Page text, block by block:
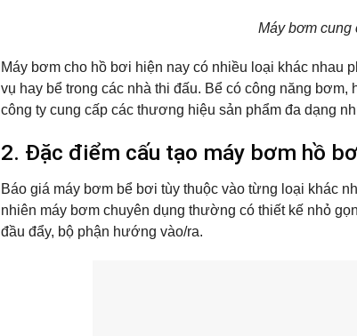
Máy bơm cung
Máy bơm cho hồ bơi hiện nay có nhiều loại khác nhau
vụ hay bể trong các nhà thi đấu. Bể có công năng
công ty cung cấp các thương hiệu sản phẩm đa dạng
2. Đặc điểm cấu tạo máy bơm hồ
Báo giá máy bơm bể bơi tùy thuộc vào từng loại khác
nhiên máy bơm chuyên dụng thường có thiết kế nhỏ
đầu đẩy, bộ phận hướng vào/ra.